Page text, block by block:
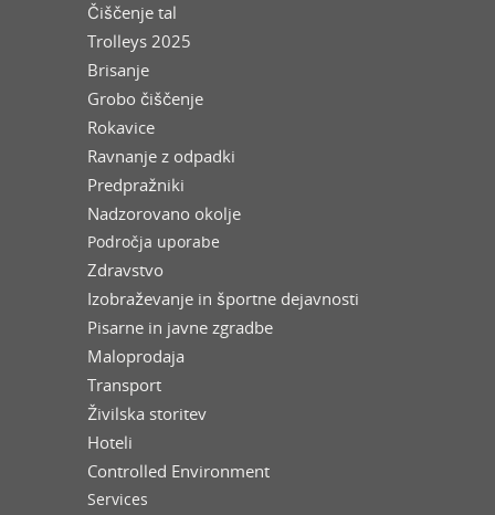
Čiščenje tal
Trolleys 2025
Brisanje
Grobo čiščenje
Rokavice
Ravnanje z odpadki
Predpražniki
Nadzorovano okolje
Področja uporabe
Zdravstvo
Izobraževanje in športne dejavnosti
Pisarne in javne zgradbe
Maloprodaja
Transport
Živilska storitev
Hoteli
Controlled Environment
Services